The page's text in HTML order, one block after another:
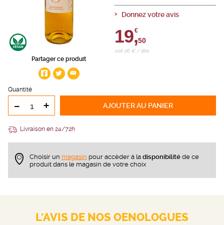
Partager ce produit
Donnez votre avis
19,
€
50
soit 26 € / litre
Quantité
- + AJOUTERAU PANIER
Livraison en 24/72h
Choisir un magasin pour accèder à la disponibilité de ce
produit dans le magasin de votre choix
L'AVIS DE NOS OENOLOGUES